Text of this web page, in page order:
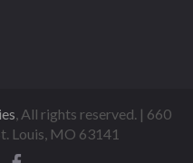
, All rights reserved. | 660
Louis, MO 63141